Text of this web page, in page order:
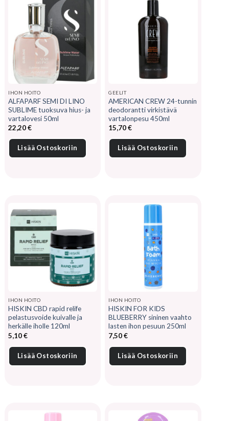
IHON HOITO
ALFAPARF SEMI DI LINO
SUBLIME tuoksuva hius- ja
vartalovesi 50ml
22,20€
Lisää Ostoskoriin
GEELIT
AMERICAN CREW 24-tunnin
deodorantti virkistävä
vartalonpesu 450ml
15,70€
Lisää Ostoskoriin
IHON HOITO
HISKIN CBD rapid relife
pelastusvoide kuivalle ja
herkälle iholle 120ml
5,10€
Lisää Ostoskoriin
IHON HOITO
HISKIN FOR KIDS
BLUEBERRY sininen vaahto
lasten ihon pesuun 250ml
7,50€
Lisää Ostoskoriin